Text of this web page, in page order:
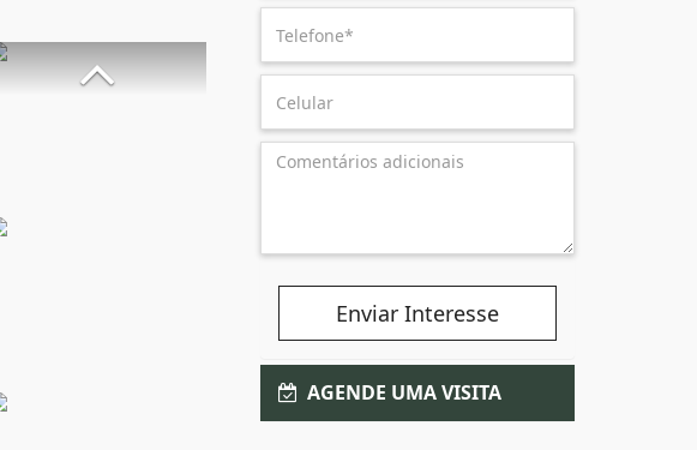
Enviar Interesse
AGENDE UMA VISITA